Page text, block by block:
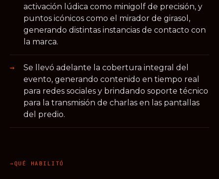
activación lúdica como minigolf de precisión, y
puntos icónicos como el mirador de girasol,
generando distintas instancias de contacto con
la marca.
Se llevó adelante la cobertura integral del
evento, generando contenido en tiempo real
para redes sociales y brindando soporte técnico
para la transmisión de charlas en las pantallas
del predio.
QUÉ HABILITÓ